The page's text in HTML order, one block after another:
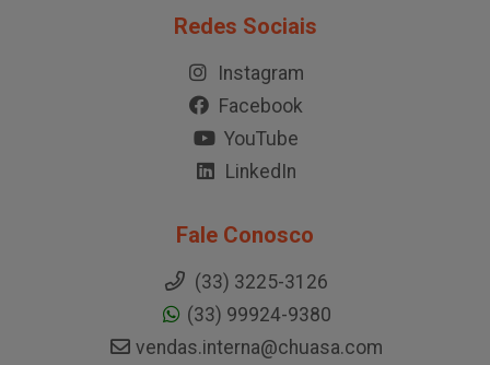
Redes Sociais
Instagram
Facebook
YouTube
LinkedIn
Fale Conosco
(33) 3225-3126
(33) 99924-9380
vendas.interna@chuasa.com